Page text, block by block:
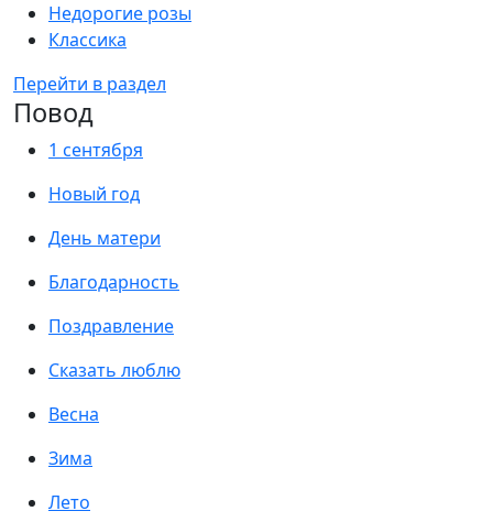
Недорогие розы
Классика
Перейти в раздел
Повод
1 сентября
Новый год
День матери
Благодарность
Поздравление
Сказать люблю
Весна
Зима
Лето